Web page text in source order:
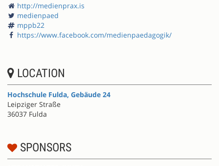
http://medienprax.is
medienpaed
mppb22
https://www.facebook.com/medienpaedagogik/
LOCATION
Hochschule Fulda, Gebäude 24
Leipziger Straße
36037 Fulda
SPONSORS